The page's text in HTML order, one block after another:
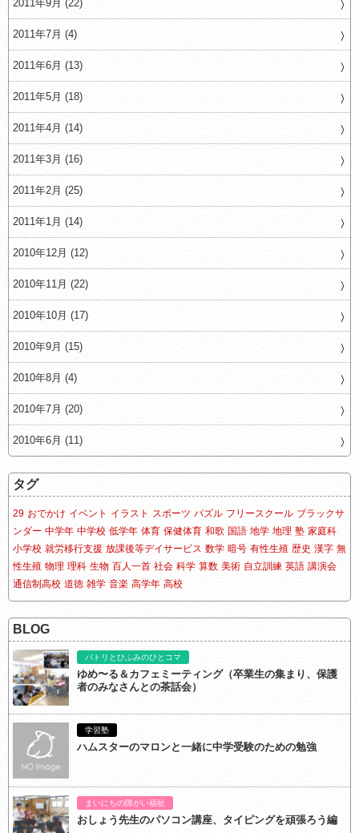
2011年9月 (22)
2011年7月 (4)
2011年6月 (13)
2011年5月 (18)
2011年4月 (14)
2011年3月 (16)
2011年2月 (25)
2011年1月 (14)
2010年12月 (12)
2010年11月 (22)
2010年10月 (17)
2010年9月 (15)
2010年8月 (4)
2010年7月 (20)
2010年6月 (11)
タグ
29 おでかけ イベント イラスト スポーツ パズル フリースクール ブラックサ
ンダー 中学年 中学校 低学年 体育 保健体育 和歌 国語 地学 地理 塾 家庭科
小学校 就労移行支援 放課後等デイサービス 数学 暗号 有性生殖 歴史 漢字 無
性生殖 物理 理科 生物 百人一首 社会 科学 算数 美術 自立訓練 英語 講演会
通信制高校 道徳 雑学 音楽 高学年 高校
BLOG
パトリとひふみのひとコマ
ゆめ〜る＆カフェミーティング（卒業生の集まり、保護
者のみなさんとの茶話会）
学習塾
ハムスターのマロンと一緒に中学受験のための勉強
まいにちの障がい福祉
おしょう先生のパソコン講座、タイピングを頑張ろう編